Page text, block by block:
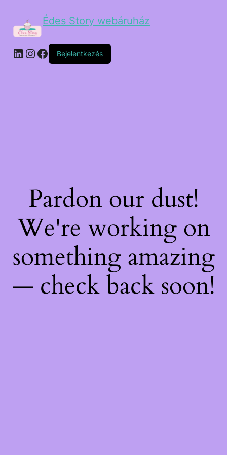
Édes Story webáruház
Bejelentkezés
Pardon our dust!
We're working on
something amazing
— check back soon!